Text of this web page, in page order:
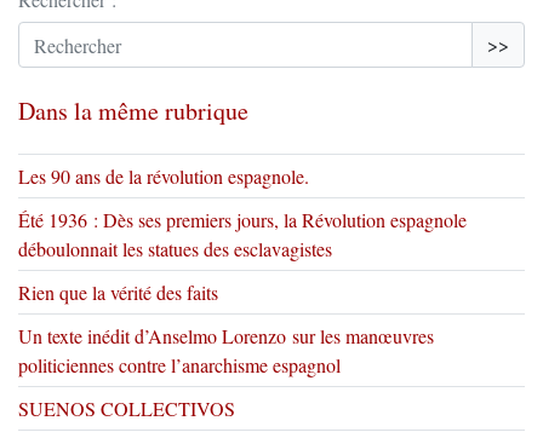
>>
Dans la même rubrique
Les 90 ans de la révolution espagnole.
Été 1936 : Dès ses premiers jours, la Révolution espagnole
déboulonnait les statues des esclavagistes
Rien que la vérité des faits
Un texte inédit d’Anselmo Lorenzo sur les manœuvres
politiciennes contre l’anarchisme espagnol
SUENOS COLLECTIVOS